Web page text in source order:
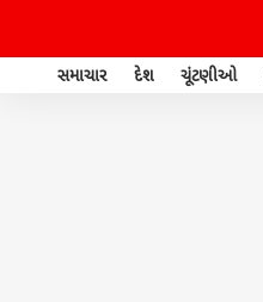
સમાચાર દેશ ચૂંટણીઓ